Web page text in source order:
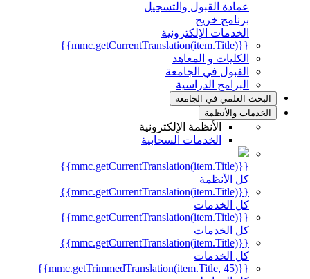
عمادة القبول والتسجيل
برنامج خريج
الخدمات الإلكترونية
{{mmc.getCurrentTranslation(item.Title)}}
الكليات و المعاهد
القبول في الجامعة
البرامج الدراسية
البحث العلمي في الجامعة
الخدمات والأنظمة
الأنظمة الإلكترونية
الخدمات السحابية
{{mmc.getCurrentTranslation(item.Title)}}
كل الأنظمة
{{mmc.getCurrentTranslation(item.Title)}}
كل الخدمات
{{mmc.getCurrentTranslation(item.Title)}}
كل الخدمات
{{mmc.getCurrentTranslation(item.Title)}}
كل الخدمات
{{mmc.getTrimmedTranslation(item.Title, 45)}}